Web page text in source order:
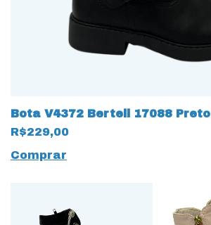
Bota V4372 Berteli 17088 Preto
R$229,00
Comprar